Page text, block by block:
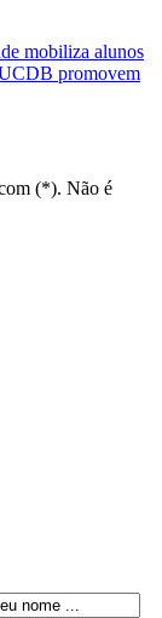
mobiliza alunos
promovem
(*). Não é